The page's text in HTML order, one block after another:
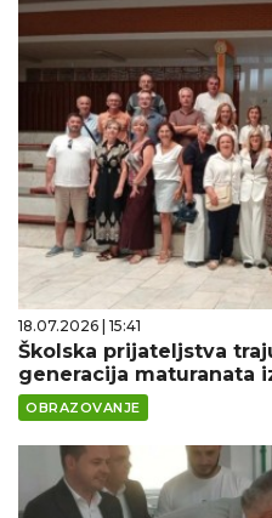
18.07.2026 | 15:41
Školska prijateljstva
generacija maturanata
OBRAZOVANJE